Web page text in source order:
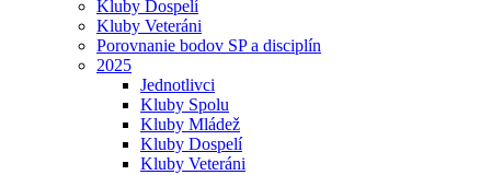
Kluby Dospelí
Kluby Veteráni
Porovnanie bodov SP a disciplín
2025
Jednotlivci
Kluby Spolu
Kluby Mládež
Kluby Dospelí
Kluby Veteráni